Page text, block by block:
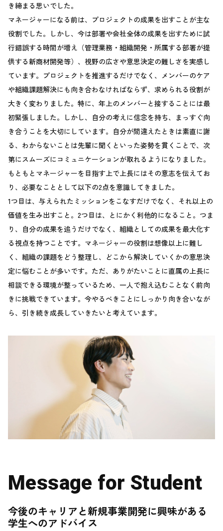
き締まる思いでした。
マネージャーになる前は、プロジェクトの成果を出すことが主な
役割でした。しかし、今は部署や会社全体の成果を出すために試
行錯誤する時間が増え（管理業務・組織開発・所属する部署が提
供する新商材開発等）、視野の広さや意思決定の難しさを実感し
ています。プロジェクトを推進するだけでなく、メンバーのケア
や組織課題解決にも向き合わなければならず、求められる役割が
大きく変わりました。特に、年上のメンバーと接することには最
初緊張しました。しかし、自分の考えに信念を持ち、まっすぐ向
き合うことを大切にしています。自分が間違えたときは素直に謝
る、わからないことは先輩に聞くといった姿勢を貫くことで、次
第にスムーズにコミュニケーションが取れるようになりました。
もともとマネージャーを目指す上で上長にはその意志を伝えてお
り、必要なこととして以下の2点を意識してきました。
1つ目は、与えられたミッションをこなすだけでなく、それ以上の
価値を生み出すこと。2つ目は、とにかく利他的になること。つま
り、自分の成果を追うだけでなく、組織としての成果を最大化す
る視点を持つことです。マネージャーの役割は想像以上に難し
く、組織の課題をどう整理し、どこから解決していくかの意思決
定に悩むことが多いです。ただ、ありがたいことに直属の上長に
相談できる環境が整っているため、一人で抱え込むことなく前向
きに挑戦できています。今やるべきことにしっかり向き合いなが
ら、引き続き成長していきたいと考えています。
Message for Student
今後のキャリアと新規事業開発に興味がある
学生へのアドバイス